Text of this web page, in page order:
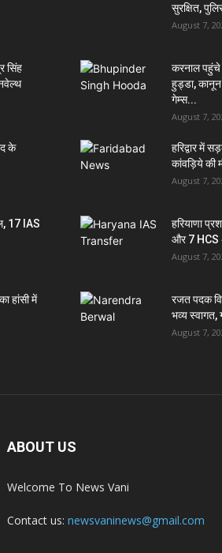
सिंह
के
17 IAS
हांसी में
सुरक्षित,
August 7,
करनाल पहुंचे
हुड्डा,
गेम्स...
August 7,
हरिद्वार में
कांवड़िये की
August 7,
हरियाणा
और 7 HCS
August 7,
रजत पदक
भव्य स्वागत,
August 7,
ABOUT US
Welcome To News Vani
Contact us: newsvaninews@gmail.com